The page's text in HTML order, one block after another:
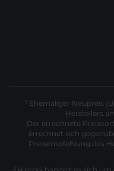
1 Ehemaliger Neupreis
Herstellers
Der errechnete
errechnet sich
Preisempfehlung des
2